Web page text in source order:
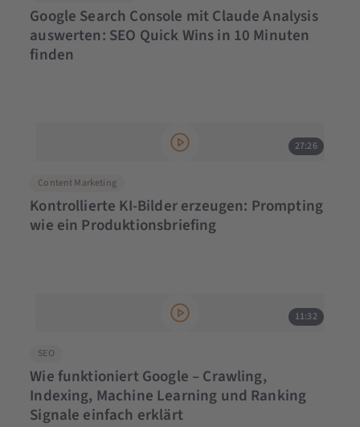
Google Search Console mit Claude Analysis
auswerten: SEO Quick Wins in 10 Minuten
finden
27:26
Content Marketing
Kontrollierte KI-Bilder erzeugen: Prompting
wie ein Produktionsbriefing
11:32
SEO
Wie funktioniert Google – Crawling,
Indexing, Machine Learning und Ranking
Signale einfach erklärt